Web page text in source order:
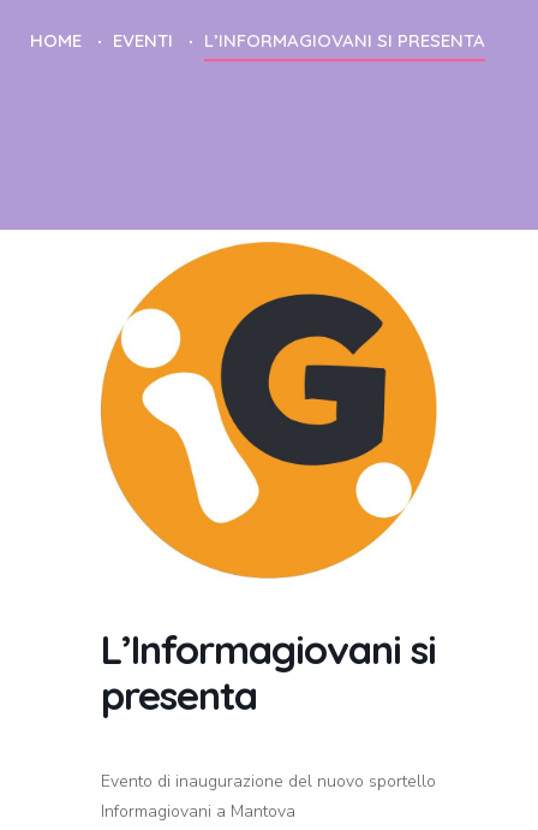
HOME EVENTI L’INFORMAGIOVANI SI PRESENTA
L’Informagiovani si
presenta
Evento di inaugurazione del nuovo sportello
Informagiovani a Mantova